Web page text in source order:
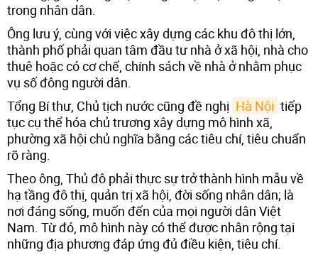
trong nhân dân.
Ông lưu ý, cùng với việc xây dựng các khu đô thị lớn,
thành phố phải quan tâm đầu tư nhà ở xã hội, nhà cho
thuê hoặc có cơ chế, chính sách về nhà ở nhằm phục
vụ số đông người dân.
Tổng Bí thư, Chủ tịch nước cũng đề nghị Hà Nội tiếp
tục cụ thể hóa chủ trương xây dựng mô hình xã,
phường xã hội chủ nghĩa bằng các tiêu chí, tiêu chuẩn
rõ ràng.
Theo ông, Thủ đô phải thực sự trở thành hình mẫu về
hạ tầng đô thị, quản trị xã hội, đời sống nhân dân; là
nơi đáng sống, muốn đến của mọi người dân Việt
Nam. Từ đó, mô hình này có thể được nhân rộng tại
những địa phương đáp ứng đủ điều kiện, tiêu chí.